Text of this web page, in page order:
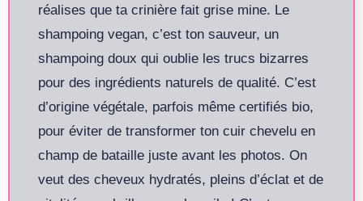
réalises que ta crinière fait grise mine. Le
shampoing vegan, c’est ton sauveur, un
shampoing doux qui oublie les trucs bizarres
pour des ingrédients naturels de qualité. C’est
d’origine végétale, parfois même certifiés bio,
pour éviter de transformer ton cuir chevelu en
champ de bataille juste avant les photos. On
veut des cheveux hydratés, pleins d’éclat et de